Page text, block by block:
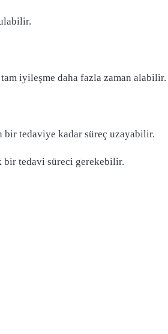
iyileşme daha fazla zaman alabilir.
bir tedaviye kadar süreç uzayabilir.
bir tedavi süreci gerekebilir.